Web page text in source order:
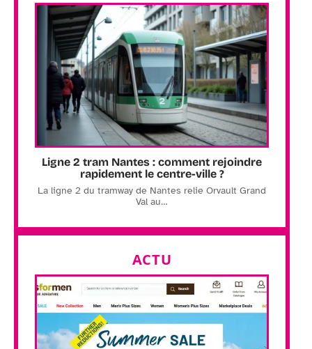
Ligne 2 tram Nantes : comment rejoindre
rapidement le centre-ville ?
La ligne 2 du tramway de Nantes relie Orvault Grand
Val au…
ACTU